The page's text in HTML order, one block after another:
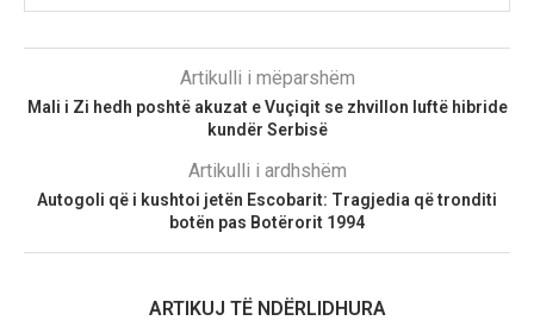
Artikulli i mëparshëm
Mali i Zi hedh poshtë akuzat e Vuçiqit se zhvillon luftë hibride
kundër Serbisë
Artikulli i ardhshëm
Autogoli që i kushtoi jetën Escobarit: Tragjedia që tronditi
botën pas Botërorit 1994
ARTIKUJ TË NDËRLIDHURA